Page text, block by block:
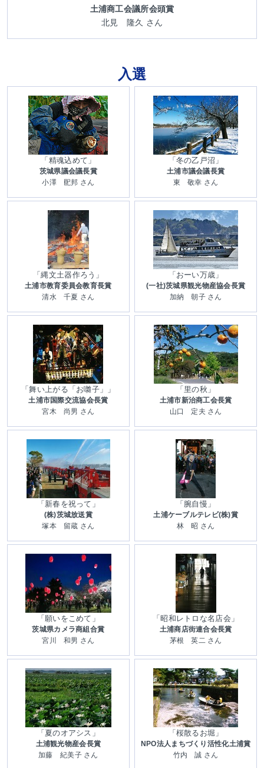
土浦商工会議所会頭賞
北見 隆久 さん
入選
「精魂込めて」
茨城県議会議長賞
小澤 巸邦 さん
「冬の乙戸沼」
土浦市議会議長賞
東 敬幸 さん
「縄文土器作ろう」
土浦市教育委員会教育長賞
清水 千夏 さん
「おーい万歳」
(一社)茨城県観光物産協会長賞
加納 朝子 さん
「舞い上がる「お囃子」」
土浦市国際交流協会長賞
宮木 尚男 さん
「里の秋」
土浦市新治商工会長賞
山口 定夫 さん
「新春を祝って」
(株)茨城放送賞
塚本 留蔵 さん
「腕自慢」
土浦ケーブルテレビ(株)賞
林 昭 さん
「願いをこめて」
茨城県カメラ商組合賞
宮川 和男 さん
「昭和レトロな名店会」
土浦商店街連合会長賞
茅根 英二 さん
「夏のオアシス」
土浦観光物産会長賞
加藤 紀美子 さん
「桜散るお堀」
NPO法人まちづくり活性化土浦賞
竹内 誠 さん